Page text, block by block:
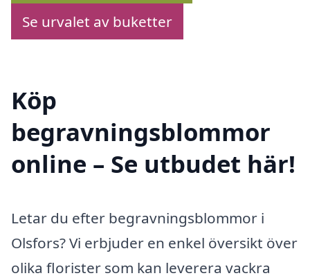
Se urvalet av buketter
Köp
begravningsblommor
online – Se utbudet här!
Letar du efter begravningsblommor i
Olsfors? Vi erbjuder en enkel översikt över
olika florister som kan leverera vackra